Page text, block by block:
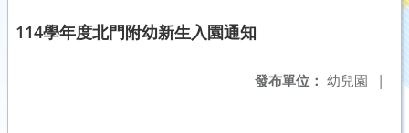
114學年度北門附幼新生入園通知
發布單位： 幼兒園 |